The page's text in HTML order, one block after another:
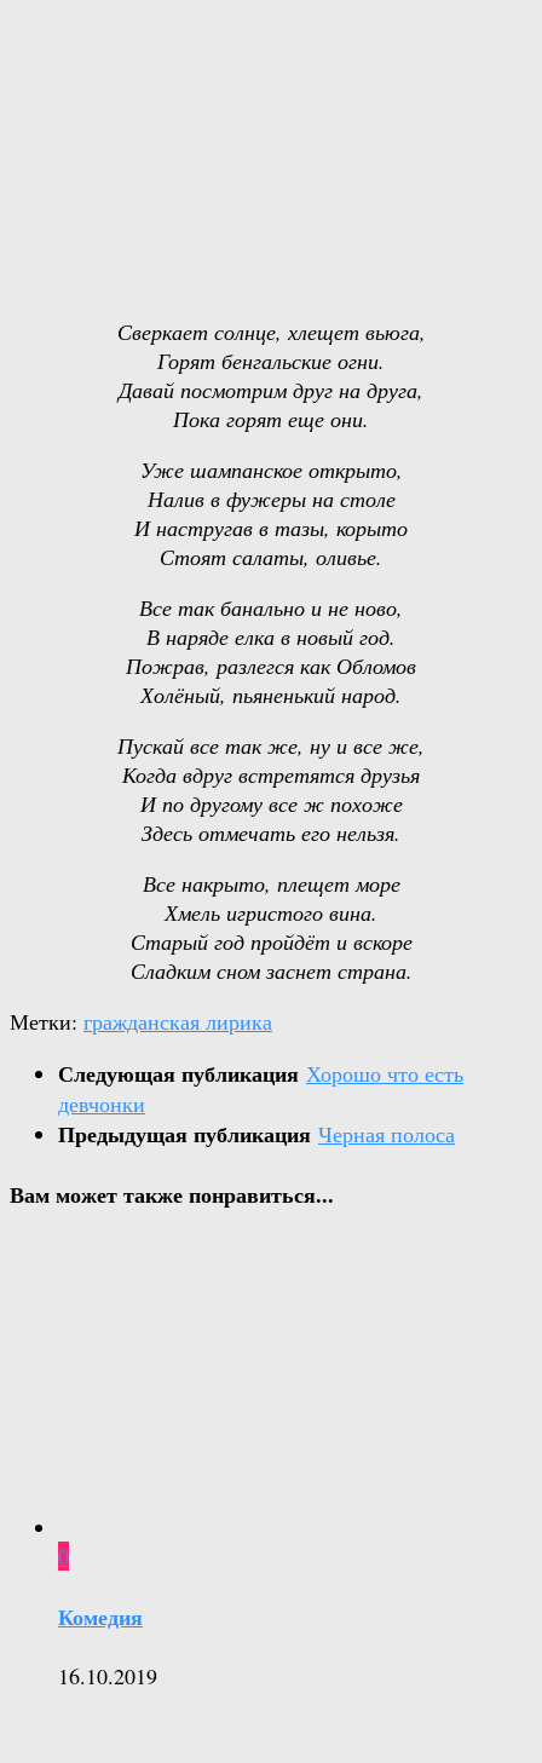
Сверкает солнце, хлещет вьюга,
Горят бенгальские огни.
Давай посмотрим друг на друга,
Пока горят еще они.
Уже шампанское открыто,
Налив в фужеры на столе
И настругав в тазы, корыто
Стоят салаты, оливье.
Все так банально и не ново,
В наряде елка в новый год.
Пожрав, разлегся как Обломов
Холёный, пьяненький народ.
Пускай все так же, ну и все же,
Когда вдруг встретятся друзья
И по другому все ж похоже
Здесь отмечать его нельзя.
Все накрыто, плещет море
Хмель игристого вина.
Старый год пройдёт и вскоре
Сладким сном заснет страна.
Метки: гражданская лирика
Следующая публикация Хорошо что есть
девчонки
Предыдущая публикация Черная полоса
Вам может также понравиться...
0
Комедия
16.10.2019